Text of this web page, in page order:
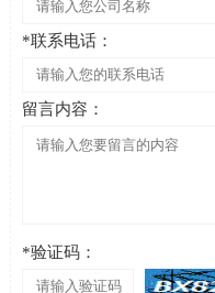
*联系电话：
留言内容：
*验证码：